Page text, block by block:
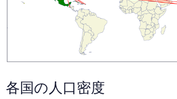
各国の人口密度